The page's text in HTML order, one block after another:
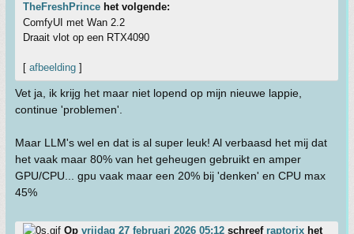
TheFreshPrince het volgende:
ComfyUI met Wan 2.2
Draait vlot op een RTX4090
[ afbeelding ]
Vet ja, ik krijg het maar niet lopend op mijn nieuwe lappie,
continue 'problemen'.
Maar LLM's wel en dat is al super leuk! Al verbaasd het mij dat
het vaak maar 80% van het geheugen gebruikt en amper
GPU/CPU... gpu vaak maar een 20% bij 'denken' en CPU max
45%
Op vrijdag 27 februari 2026 05:12 schreef raptorix het